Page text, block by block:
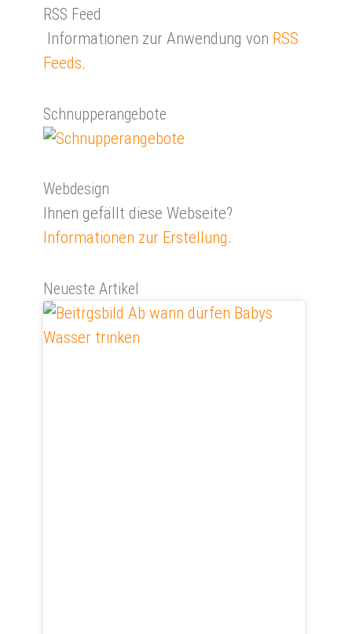
RSS Feed
Informationen zur Anwendung von RSS
Feeds.
Schnupperangebote
Webdesign
Ihnen gefällt diese Webseite?
Informationen zur Erstellung.
Neueste Artikel